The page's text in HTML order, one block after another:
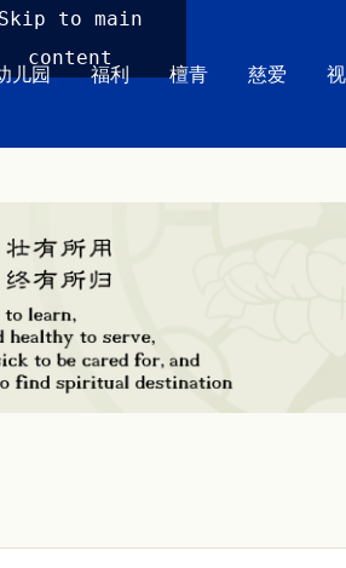
Skip to main
content
儿园 福利 檀青 慈爱